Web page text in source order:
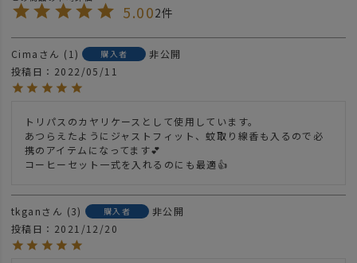
5.002
Cima 1 購入者
非公開
投稿日
2022/05/11
トリパスのカヤリケースとして使用しています。
あつらえたようにジャストフィット、蚊取り線香も入るので必
携のアイテムになってます💕
コーヒーセット一式を入れるのにも最適👍
tkgan 3 購入者
非公開
投稿日
2021/12/20